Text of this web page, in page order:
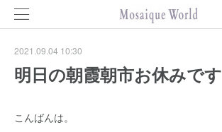
2021.09.04 10:30
明日の朝霞朝市お休みです
こんばんは。